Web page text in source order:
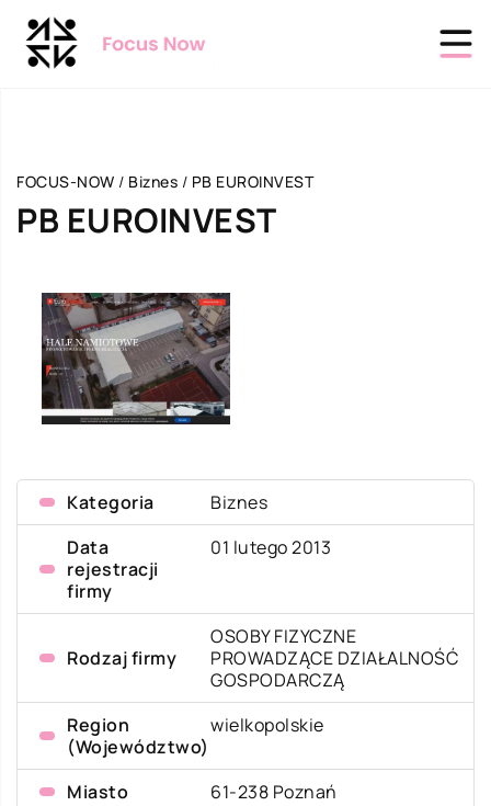
FOCUS-NOW / Biznes / PB EUROINVEST
PB EUROINVEST
Kategoria
Biznes
Data
rejestracji
firmy
01 lutego 2013
Rodzaj firmy
OSOBY FIZYCZNE
PROWADZĄCE DZIAŁALNOŚĆ
GOSPODARCZĄ
Region
(Województwo)
wielkopolskie
Miasto
61-238 Poznań